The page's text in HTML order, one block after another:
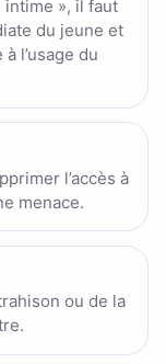
», il faut
du jeune et
l’usage du
l’accès à
menace.
ou de la